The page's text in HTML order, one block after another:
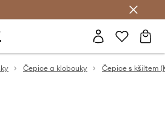
Čepice a klobouky Čepice s kšiltem